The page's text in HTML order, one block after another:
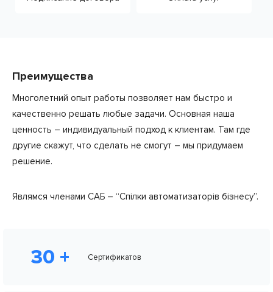
Преимущества
Многолетний опыт работы позволяет нам быстро и
качественно решать любые задачи. Основная наша
ценность – индивидуальный подход к клиентам. Там где
другие скажут, что сделать не смогут – мы придумаем
решение.
Являмся членами САБ – “Спілки автоматизаторів бізнесу”.
30 + Сертификатов